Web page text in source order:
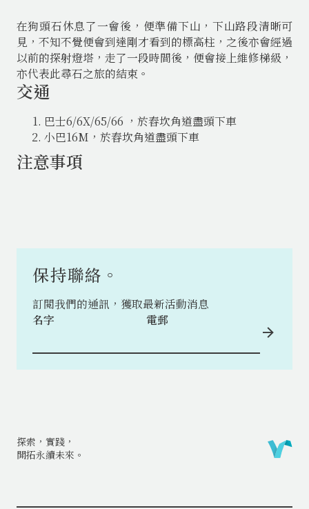
在狗頭石休息了一會後，便準備下山，下山路段清晰可
見，不知不覺便會到達剛才看到的標高柱，之後亦會經過
以前的探射燈塔，走了一段時間後，便會接上維修梯級，
亦代表此尋石之旅的結束。
交通
巴士6/6X/65/66 ，於舂坎角道盡頭下車
小巴16M，於舂坎角道盡頭下車
注意事項
保持聯絡。
訂閲我們的通訊，獲取最新活動消息
名字
電郵
探索，實踐，
開拓永續未來。